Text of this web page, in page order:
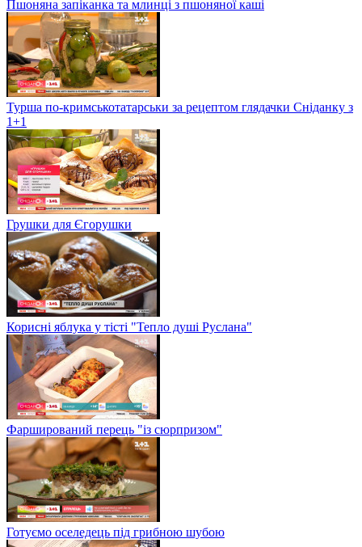
Пшоняна запіканка та млинці з пшоняної каші
Турша по-кримськотатарськи за рецептом глядачки Сніданку з
1+1
Грушки для Єгорушки
Корисні яблука у тісті "Тепло душі Руслана"
Фарширований перець "із сюрпризом"
Готуємо оселедець під грибною шубою